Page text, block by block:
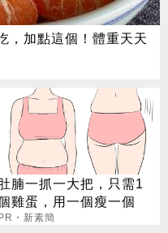
，加點這個！體重天天
腩一抓一大把，只需1
雞蛋，用一個瘦一個
・新素簡